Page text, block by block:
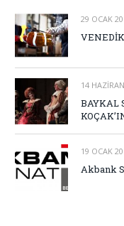
29 OCAK
14
BAYKAL
19 OCAK
Akbank